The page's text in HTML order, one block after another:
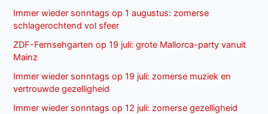
Immer wieder sonntags op 1 augustus: zomerse
schlagerochtend vol sfeer
ZDF-Fernsehgarten op 19 juli: grote Mallorca-party vanuit
Mainz
Immer wieder sonntags op 19 juli: zomerse muziek en
vertrouwde gezelligheid
Immer wieder sonntags op 12 juli: zomerse gezelligheid